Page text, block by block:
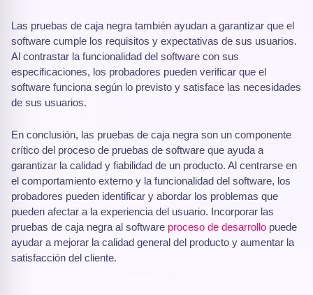
Las pruebas de caja negra también ayudan a garantizar que el
software cumple los requisitos y expectativas de sus usuarios.
Al contrastar la funcionalidad del software con sus
especificaciones, los probadores pueden verificar que el
software funciona según lo previsto y satisface las necesidades
de sus usuarios.
En conclusión, las pruebas de caja negra son un componente
crítico del proceso de pruebas de software que ayuda a
garantizar la calidad y fiabilidad de un producto. Al centrarse en
el comportamiento externo y la funcionalidad del software, los
probadores pueden identificar y abordar los problemas que
pueden afectar a la experiencia del usuario. Incorporar las
pruebas de caja negra al software proceso de desarrollo puede
ayudar a mejorar la calidad general del producto y aumentar la
satisfacción del cliente.